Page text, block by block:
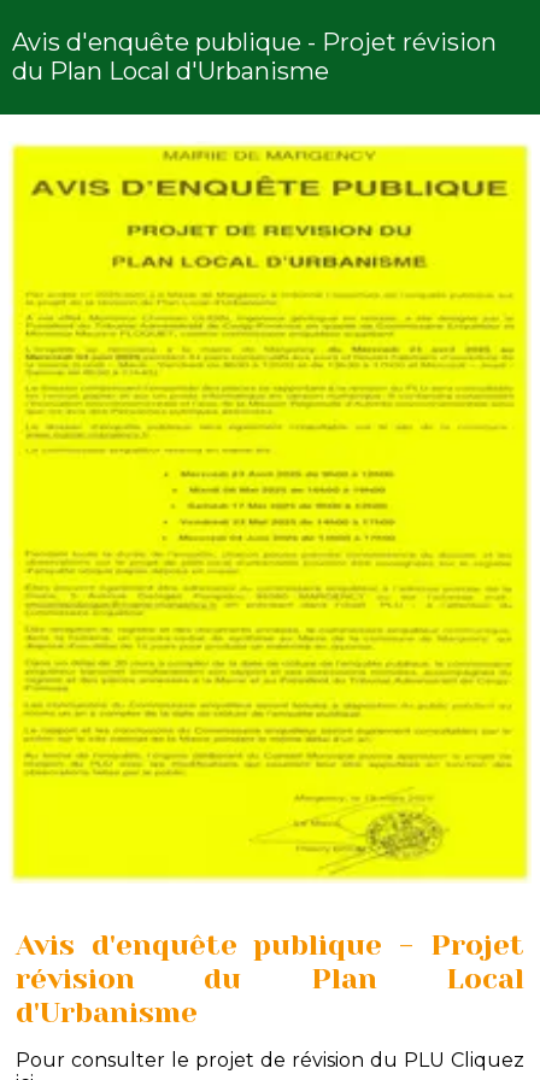
Avis d'enquête publique - Projet révision
du Plan Local d'Urbanisme
Avis d'enquête publique - Projet
révision du Plan Local
d'Urbanisme
Pour consulter le projet de révision du PLU Cliquez